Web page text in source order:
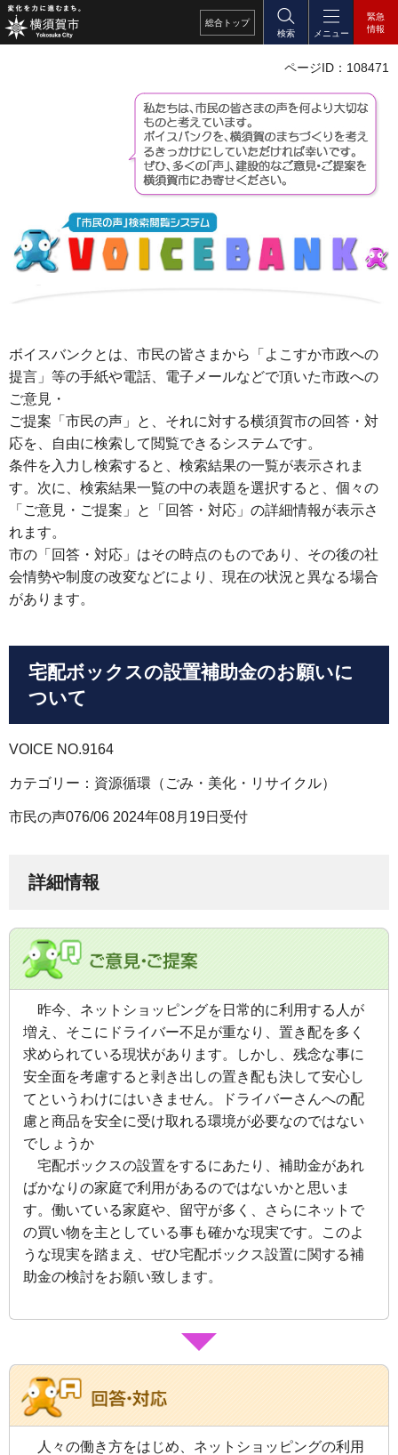
総合 トップ
検索
メニュー
緊急
情報
ページID：108471
ボイスバンクとは、市民の皆さまから「よこすか市政への
提言」等の手紙や電話、電子メールなどで頂いた市政への
ご意見・
ご提案「市民の声」と、それに対する横須賀市の回答・対
応を、自由に検索して閲覧できるシステムです。
条件を入力し検索すると、検索結果の一覧が表示されま
す。次に、検索結果一覧の中の表題を選択すると、個々の
「ご意見・ご提案」と「回答・対応」の詳細情報が表示さ
れます。
市の「回答・対応」はその時点のものであり、その後の社
会情勢や制度の改変などにより、現在の状況と異なる場合
があります。
宅配ボックスの設置補助金のお願いに
ついて
VOICE NO.9164
カテゴリー：資源循環（ごみ・美化・リサイクル）
市民の声076/06 2024年08月19日受付
詳細情報
昨今、 ネットショッピングを日常的に利用する人が
増え、そこにドライバー不足が重なり、置き配を多く
求められている現状があります。しかし、残念な事に
安全面を考慮すると剥き出しの置き配も決して安心し
てというわけにはいきません。ドライバーさんへの配
慮と商品を安全に受け取れる環境が必要なのではない
でしょうか
宅配ボックスの設置をするにあたり、補助金があれ
ばかなりの家庭で利用があるのではないかと思いま
す。働いている家庭や、留守が多く、さらにネットで
の買い物を主としている事も確かな現実です。このよ
うな現実を踏まえ、ぜひ宅配ボックス設置に関する補
助金の検討をお願い致します。
人々の働き方をはじめ、ネットショッピングの利用